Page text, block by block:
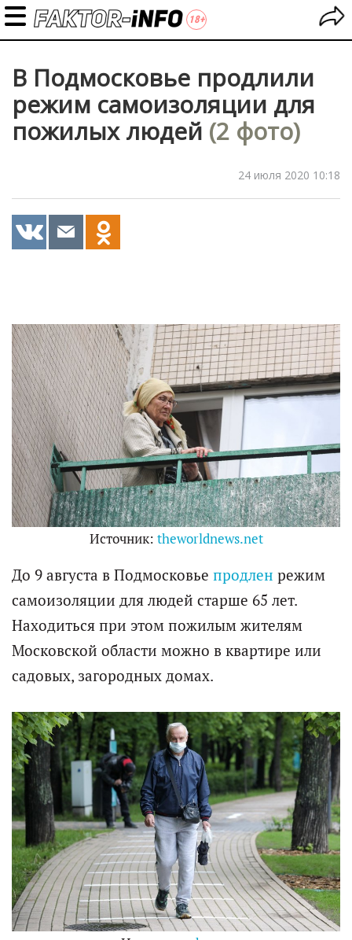
В Подмосковье продлили
режим самоизоляции для
пожилых людей (2 фото)
24 июля 2020 10:18
Источник: theworldnews.net
До 9 августа в Подмосковье продлен режим
самоизоляции для людей старше 65 лет.
Находиться при этом пожилым жителям
Московской области можно в квартире или
садовых, загородных домах.